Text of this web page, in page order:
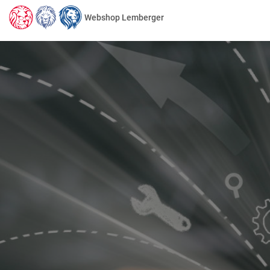
Webshop Lemberger